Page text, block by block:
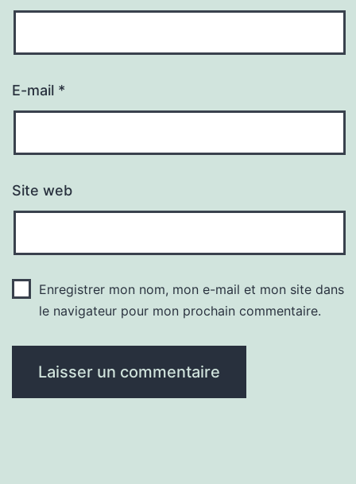
E-mail *
Site web
Enregistrer mon nom, mon e-mail et mon site dans
le navigateur pour mon prochain commentaire.